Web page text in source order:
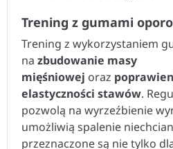
Trening z gumami
Trening z wykorzystaniem
na zbudowanie masy
mięśniowej oraz
elastyczności stawów.
pozwolą na wyrzeźbienie
umożliwią spalenie
przeznaczone są nie tylko